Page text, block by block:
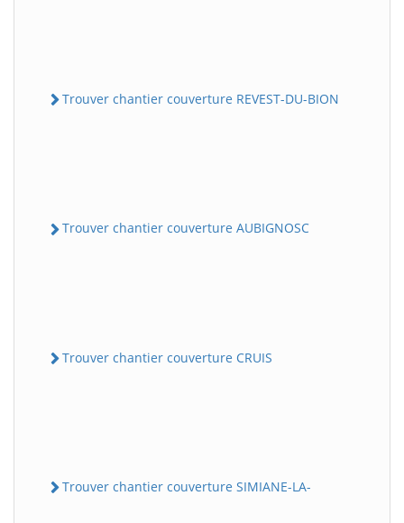
Trouver chantier couverture REVEST-DU-BION
Trouver chantier couverture AUBIGNOSC
Trouver chantier couverture CRUIS
Trouver chantier couverture SIMIANE-LA-